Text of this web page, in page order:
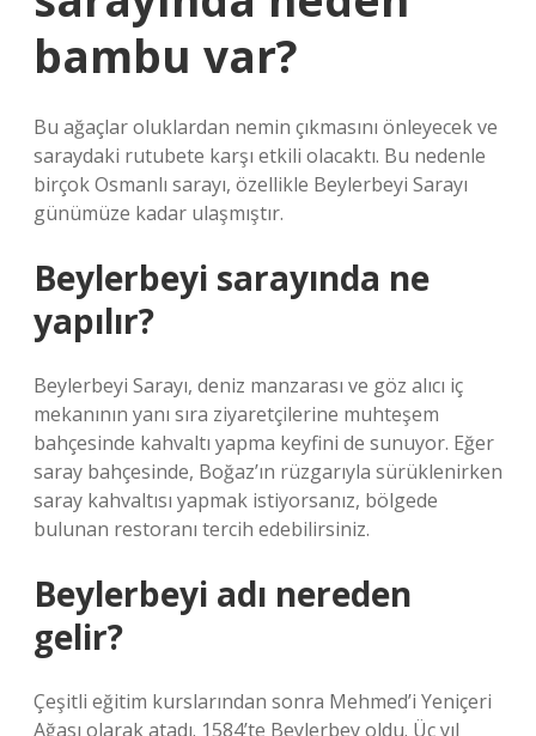
bambu var?
Bu ağaçlar oluklardan nemin çıkmasını önleyecek ve
saraydaki rutubete karşı etkili olacaktı. Bu nedenle
birçok Osmanlı sarayı, özellikle Beylerbeyi Sarayı
günümüze kadar ulaşmıştır.
Beylerbeyi sarayında ne
yapılır?
Beylerbeyi Sarayı, deniz manzarası ve göz alıcı iç
mekanının yanı sıra ziyaretçilerine muhteşem
bahçesinde kahvaltı yapma keyfini de sunuyor. Eğer
saray bahçesinde, Boğaz’ın rüzgarıyla sürüklenirken
saray kahvaltısı yapmak istiyorsanız, bölgede
bulunan restoranı tercih edebilirsiniz.
Beylerbeyi adı nereden
gelir?
Çeşitli eğitim kurslarından sonra Mehmed’i Yeniçeri
Ağası olarak atadı. 1584’te Beylerbey oldu. Üç yıl